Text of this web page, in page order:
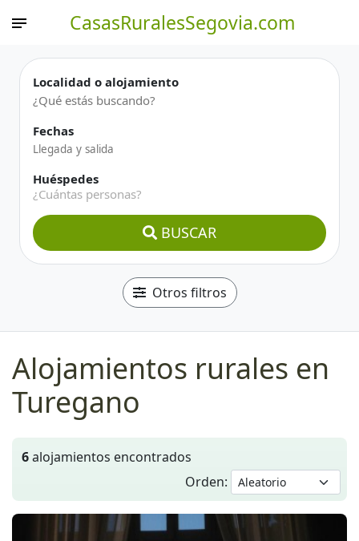
CasasRuralesSegovia.com
Localidad o alojamiento
Fechas
Huéspedes
¿Cuántas personas?
BUSCAR
Otros filtros
Alojamientos rurales en
Turegano
6alojamientos encontrados
Orden: